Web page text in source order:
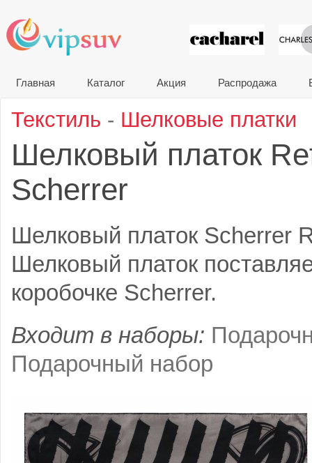
VIP
Главная Каталог Акция Распродажа
Текстиль - Шелковые платки
Шелковый платок
Scherrer
Шелковый платок Scherrer
Шелковый платок
коробочке Scherrer.
Входит в наборы:
Подарочный набор